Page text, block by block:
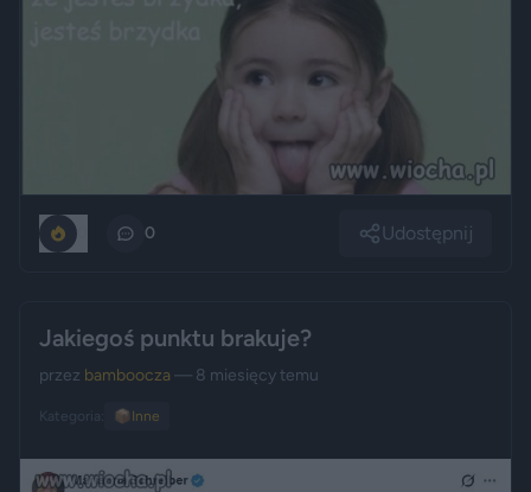
0 Udostępnij
Jakiegoś punktu brakuje?
przez bamboocza — 8 miesięcy temu
Kategoria: 📦 Inne